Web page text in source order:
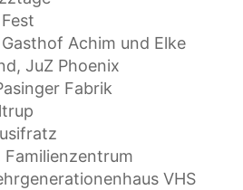
Achim und Elke
JuZ Phoenix
Fabrik
VHS